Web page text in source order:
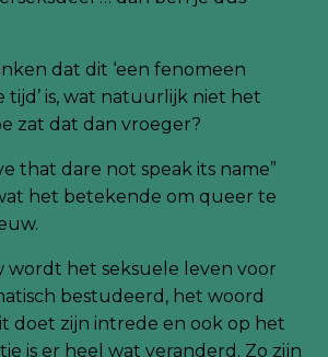
dat dit ‘een fenomeen
tijd’ is, wat natuurlijk niet het
zat dat dan vroeger?
that dare not speak its name”
het betekende om queer te
wordt het seksuele leven voor
bestudeerd, het woord
doet zijn intrede en ook op het
is er heel wat veranderd. Zo zijn